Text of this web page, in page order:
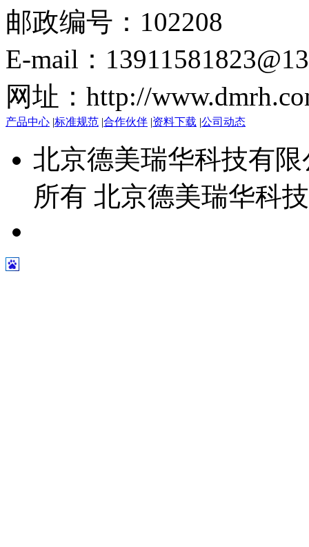
邮政编号：102208
E-mail：
网址：http://
产品中心 |标准规范 |合作伙伴 |资料下载 |公司动态
北京德美瑞华科技有限
所有 北京德美瑞华科